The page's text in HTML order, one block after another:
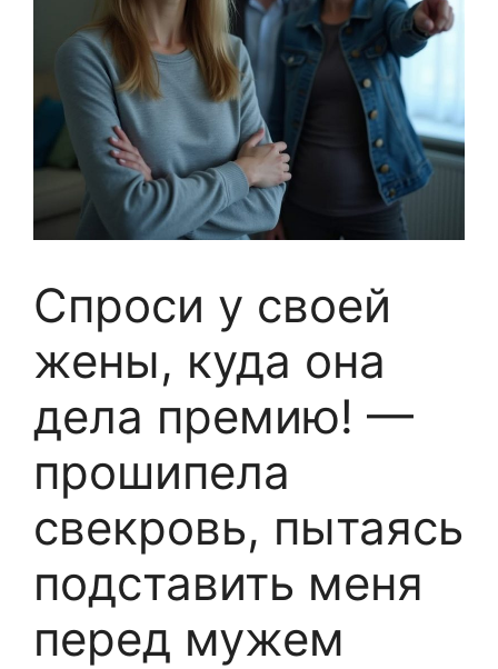
Спроси у своей
жены, куда она
дела премию! —
прошипела
свекровь, пытаясь
подставить меня
перед мужем